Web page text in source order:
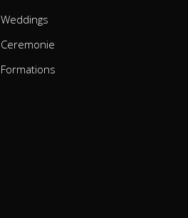
Weddings
Ceremonie
Formations